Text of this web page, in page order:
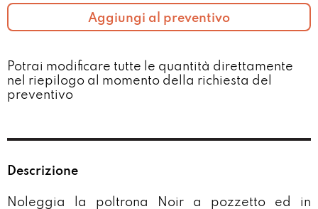
Aggiungi al preventivo
Potrai modificare tutte le quantità direttamente
nel riepilogo al momento della richiesta del
preventivo​
Descrizione
Noleggia la poltrona Noir a pozzetto ed in